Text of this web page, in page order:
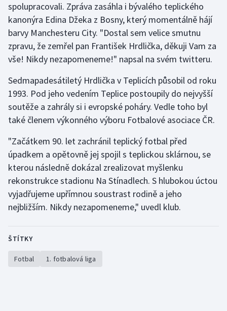
Volejbal
Ostatní
spolupracovali. Zpráva zasáhla i bývalého teplického
kanonýra Edina Džeka z Bosny, který momentálně hájí
barvy Manchesteru City. "Dostal sem velice smutnu
zpravu, že zemřel pan František Hrdlička, děkuji Vam za
vše! Nikdy nezapomeneme!" napsal na svém twitteru.
Sedmapadesátiletý Hrdlička v Teplicích působil od roku
1993. Pod jeho vedením Teplice postoupily do nejvyšší
soutěže a zahrály si i evropské poháry. Vedle toho byl
také členem výkonného výboru Fotbalové asociace ČR.
"Začátkem 90. let zachránil teplický fotbal před
úpadkem a opětovně jej spojil s teplickou sklárnou, se
kterou následně dokázal zrealizovat myšlenku
rekonstrukce stadionu Na Stínadlech. S hlubokou úctou
vyjadřujeme upřímnou soustrast rodině a jeho
nejbližším. Nikdy nezapomeneme," uvedl klub.
ŠTÍTKY
Fotbal 1. fotbalová liga